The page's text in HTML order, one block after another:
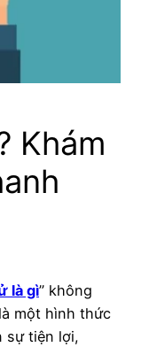
Khám
là gì” không
một hình thức
sự tiện lợi,